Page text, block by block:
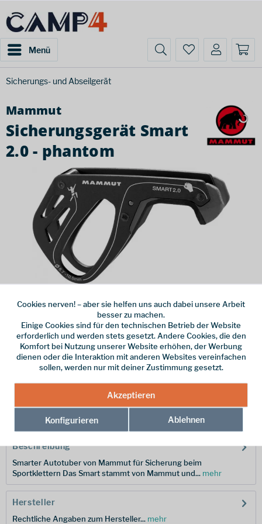
Menü
Sicherungs- und Abseilgerät
Mammut
Sicherungsgerät Smart
2.0 - phantom
Dieser Artikel steht derzeit nicht zur Verfügung!
40,00 € *
inkl. MwSt.zzgl. Versandkosten
Merken
Hersteller-Nr.: 2040-02210-00150-1
Beschreibung
Smarter Autotuber von Mammut für Sicherung beim
Sportklettern Das Smart stammt von Mammut und... mehr
Hersteller
Rechtliche Angaben zum Hersteller... mehr
Cookies nerven! – aber sie helfen uns auch dabei unsere Arbeit
besser zu machen.
Einige Cookies sind für den technischen Betrieb der Website
erforderlich und werden stets gesetzt. Andere Cookies, die den
Komfort bei Nutzung unserer Website erhöhen, der Werbung
dienen oder die Interaktion mit anderen Websites vereinfachen
sollen, werden nur mit deiner Zustimmung gesetzt.
Akzeptieren
Konfigurieren Ablehnen